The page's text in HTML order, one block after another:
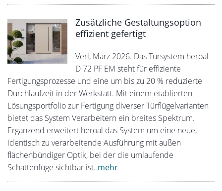
Zusätzliche Gestaltungsoption
effizient gefertigt
Verl, März 2026. Das Türsystem heroal
D 72 PF EM steht für effiziente
Fertigungsprozesse und eine um bis zu 20 % reduzierte
Durchlaufzeit in der Werkstatt. Mit einem etablierten
Lösungsportfolio zur Fertigung diverser Türflügelvarianten
bietet das System Verarbeitern ein breites Spektrum.
Ergänzend erweitert heroal das System um eine neue,
identisch zu verarbeitende Ausführung mit außen
flächenbündiger Optik, bei der die umlaufende
Schattenfuge sichtbar ist. mehr